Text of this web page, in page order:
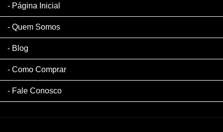
Página Inicial
Quem Somos
Blog
Como Comprar
Fale Conosco